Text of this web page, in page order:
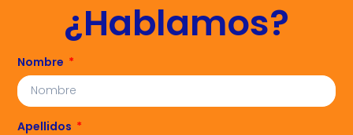
¿Hablamos?
Nombre
Apellidos